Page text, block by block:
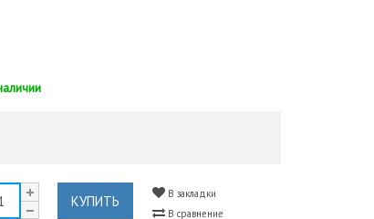
КУПИТЬ
В закладки
В сравнение